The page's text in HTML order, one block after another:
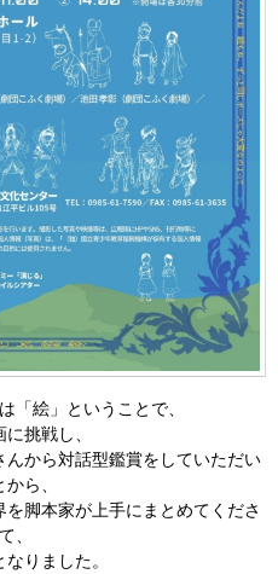
「絵」ということで、
挑戦し、
から対話型鑑賞をしていただい
ら、
脚本家が上手にまとめてくださ
、
りました。